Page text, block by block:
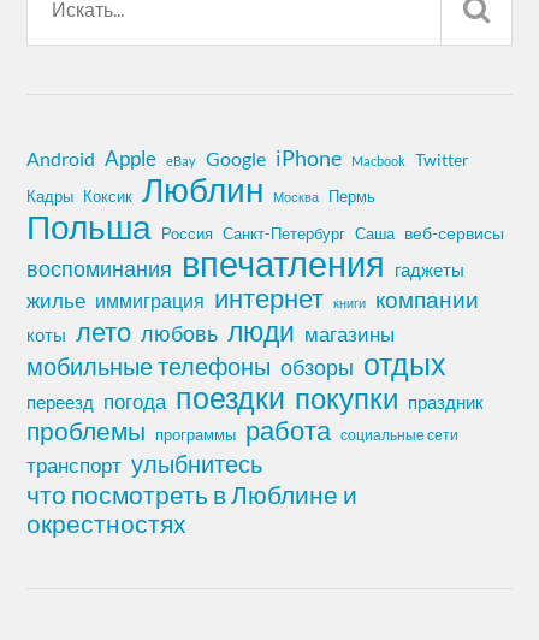
Android Apple eBay Google iPhone Macbook Twitter
Кадры Коксик Люблин Москва Пермь
Польша Россия Санкт-Петербург Саша веб-сервисы
воспоминания впечатления гаджеты
жилье иммиграция интернет книги компании
коты лето любовь люди магазины
мобильные телефоны обзоры отдых
переезд погода поездки покупки праздник
проблемы программы работа социальные сети
транспорт улыбнитесь
что посмотреть в Люблине и
окрестностях